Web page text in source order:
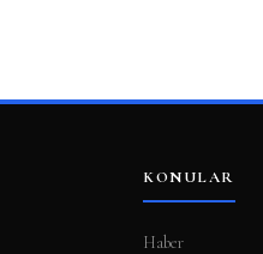
KONULAR
Haber